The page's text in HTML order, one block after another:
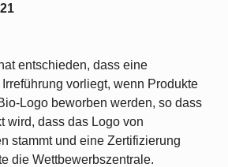
entschieden, dass eine
vorliegt, wenn Produkte
Logo beworben werden, so dass
wird, dass das Logo von
stammt und eine Zertifizierung
die Wettbewerbszentrale.